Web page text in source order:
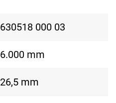
630518 000 03
6.000 mm
26,5 mm